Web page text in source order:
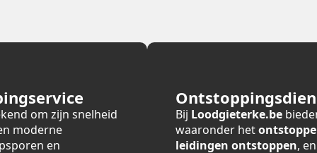
om zijn snelheid
moderne
en
Bij Loodgieterke.be
waaronder het
leidingen ontstoppen,